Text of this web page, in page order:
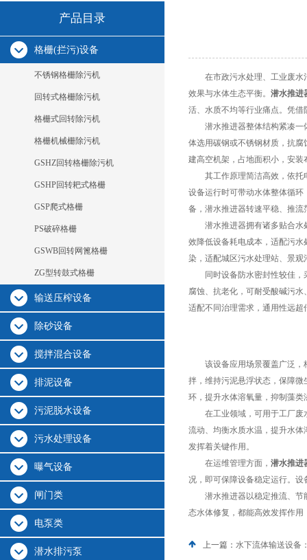
产品目录
格栅(拦污)设备
不锈钢格栅除污机
回转式格栅除污机
格栅式回转除污机
格栅机械栅除污机
GSHZ回转格栅除污机
GSHP回转耙式格栅
GSP爬式格栅
PS破碎格栅
GSWB回转网篦格栅
ZG型转鼓式格栅
输送压榨设备
除砂设备
搅拌混合设备
排泥设备
污泥脱水设备
污水处理设备
曝气设备
闸门类
电泵类
潜水排污泵
在市政污水处理、工业废水治
效果与水体生态平衡。 潜水推进
活、水质不均等行业痛点。凭
潜水推进器整体结构紧凑一体
体选用碳钢或不锈钢材质，抗
建高空机架，占地面积小，安
其工作原理简洁高效，依托电
设备运行时可带动水体整体循
备，潜水推进器转速平稳、推
潜水推进器拥有诸多贴合水处
效降低设备耗电成本，适配污
染，适配城区污水处理站、景
同时设备防水密封性较佳，采
腐蚀、抗老化，可耐受酸碱污
适配不同治理需求，通用性远超
该设备应用场景覆盖广泛，核
拌，维持污泥悬浮状态，保障
环，提升水体溶氧量，抑制藻
在工业领域，可用于工厂废水
流动、均衡水质水温，提升水
发挥着关键作用。
在运维管理方面， 潜水推进
况，即可保障设备稳定运行。
潜水推进器以稳定推流、节能
态水体修复，都能高效发挥作
上一篇： 水下流体输送设备